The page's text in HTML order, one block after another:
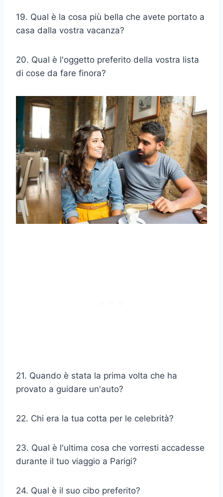
19. Qual è la cosa più bella che avete portato a
casa dalla vostra vacanza?
20. Qual è l'oggetto preferito della vostra lista
di cose da fare finora?
21. Quando è stata la prima volta che ha
provato a guidare un'auto?
22. Chi era la tua cotta per le celebrità?
23. Qual è l'ultima cosa che vorresti accadesse
durante il tuo viaggio a Parigi?
24. Qual è il suo cibo preferito?